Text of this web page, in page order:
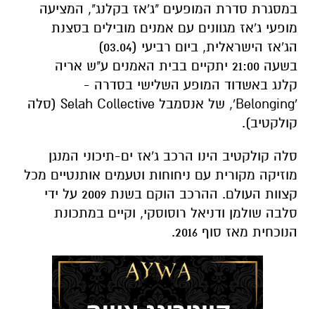
במסגרת סדרת המופעים "ג'אז בקלנג", המציעה
מופעי ג'אז מגוונים עם אמנים מובילים בסצנת
הג'אז הישראלית, ביום רביעי (03.04)
בשעה
יתקיים בבית האמנים ע"ש אריה
קלנג באשדוד המופע השלישי בסדרה -
'
Belonging
', של אנסמבל Selah Collective (סלה
קולקטיב).
סלה קולקטיב הינו הרכב ג'אז ים-תיכוני המנגן
מוזיקה מקורית עם ניחוחות וטעמים אותנטיים מכל
קצוות העולם. ההרכב הוקם בשנת
על ידי
סלבה שולמן ודניאל רוסוסקי, וקיים במתכונת
הנוכחית מאז סוף